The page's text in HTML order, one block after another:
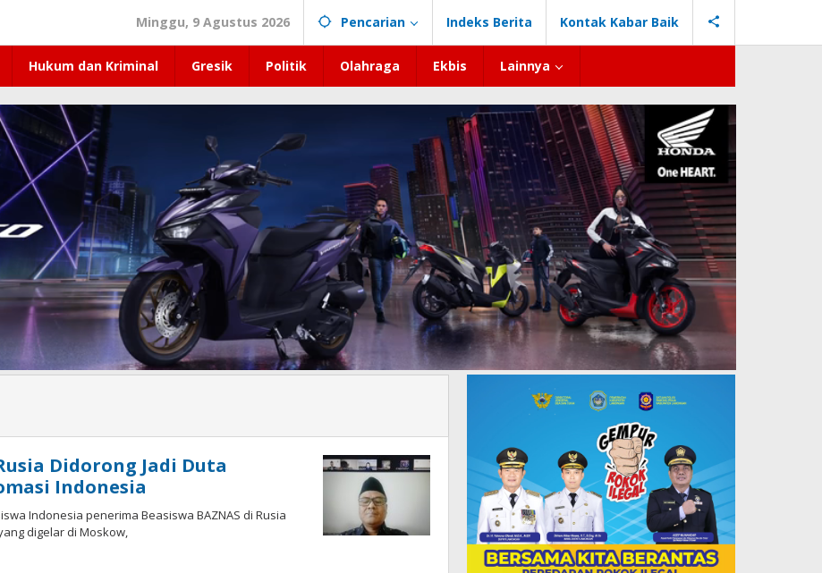
Minggu, 9 Agustus 2026 Pencarian Indeks Berita Kontak Kabar Baik
Hukum dan Kriminal Gresik Politik Olahraga Ekbis Lainnya
Didorong Jadi Duta
Indonesia
Indonesia penerima Beasiswa BAZNAS di Rusia
digelar di Moskow,